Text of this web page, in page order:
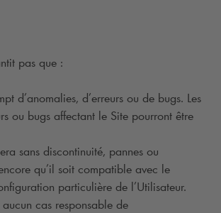
pas que :
d’anomalies, d’erreurs ou de bugs. Les
ou bugs affectant le Site pourront être
sans discontinuité, pannes ou
qu’il soit compatible avec le
particulière de l’Utilisateur.
aucun cas responsable de